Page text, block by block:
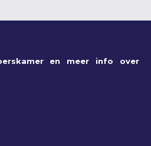
en meer info over